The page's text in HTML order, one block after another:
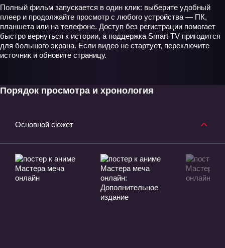
Полный фильм запускается в один клик: выберите удобный
плеер и продолжайте просмотр с любого устройства — ПК,
планшета или на телефоне. Доступ без регистрации помогает
быстро вернуться к истории, а поддержка Smart TV пригодится
для большого экрана. Если видео не стартует, переключите
источник и обновите страницу.
Порядок просмотра и хронология
Основной сюжет